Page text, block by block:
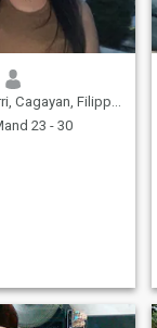
Cagayan, Filippinerne
23 - 30